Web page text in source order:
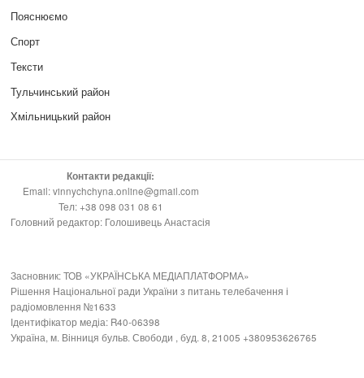
Пояснюємо
Спорт
Тексти
Тульчинський район
Хмільницький район
Контакти редакції:
Email: vinnychchyna.online@gmail.com
Тел: +38 098 031 08 61
Головний редактор: Голошивець Анастасія
Засновник: ТОВ «УКРАЇНСЬКА МЕДІАПЛАТФОРМА»
Рішення Національної ради України з питань телебачення і
радіомовлення №1633
Ідентифікатор медіа: R40-06398
Україна, м. Вінниця бульв. Свободи , буд. 8, 21005 +380953626765